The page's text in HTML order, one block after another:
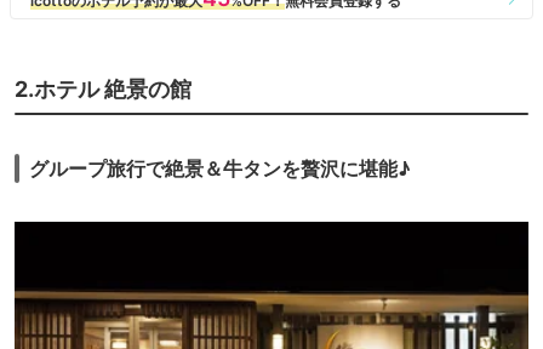
に浸かりながら朝焼けを望むこともできる。
るい。内装はブラウンを基調とした落ち着いた雰囲気。
料理は和洋中バイキング。オープンキッチンでの料理も、和(刺身、天
ぷら、お寿司、のっけ丼･･･)、洋(ステーキ・イベリコ豚・ローストビー
し、特産の牡蠣料理もあり、どれにするか迷う。ただ、料理に特筆すべき
ものがないのは惜しまれる。
める松島湾の眺望は素晴らしい。客室も海側を選択すれば、贅沢な時間を
過ごせる。
「全国割」後は、1万円台半ばとまずまずの料金になったが、それがな
2.ホテル 絶景の館
グループ旅行で絶景＆牛タンを贅沢に堪能♪